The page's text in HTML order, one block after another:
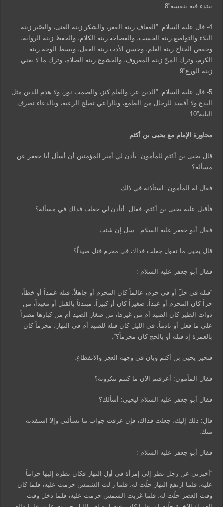
يبتدء فيه بنفسه”8.
4- قال عليه السلام :”العفاف زينة الفقر، والشكر زينة الغنى، والصّبر زينة
البلاء والتواضع زينة الحسب، والفصاحة زينة الكلام، والحفظ زينة الرواية،
وخفض الجناح زينة العلم، وحسن الأدب زينة العقل، وبسط الوجه زينة
الكرم، وترك المنّ زينة المعروف، والخشوع زينة الصلاة، وترك ما لا يعني
زينة الورع”9.
5- قال عليه السلام :”الدين عز، والعلم كنز، والصمت نور، ولا هدم للدين مثل
البدع ولا أفسد للرجال من الطمع، وبالراعي تصلح الرعية، وبالدعاء تصرف
البلية”10
محاورة الإمام مع يحيى بن أكثم
قال يحيى بن أكثم للمأمون: يأذن لي أمير المؤمنين أن أسأل أبا جعفر عن
مسألة؟
فقال له المأمون: استأذنه في ذلك.
فأقبل عليه يحيى بن أكثم، فقال: أتأذن لي جعلت فداك في مسألة؟
فقال أبو جعفر عليه السلام : سل إن شئت.
قال يحيى ما تقول جعلت فداك في محرم قتل صيداً؟
فقال أبو جعفر عليه السلام :
“قتله في حلّ أو في حرم، عالماً كان المحرم أو جاهلاً، قتله عمداً أو خطأ،
حراً كان المحرم أو عبداً، صغيراً كان أو كبيراً، مبتدئاً بالقتل أو معيداً، من
ذوات الطير كان الصيد أم من غيرها، من صغار الصيد أم من كبارها مصراً
على ما فعل أو نادماً، في الليل كان قتله للصيد أم في النهار، محرماً كان
بالعمرة إذ قتله أو بالحج كان محرماً؟”.
فتحير يحيى بن أكثم وبان في وجهه العجز والانقطاع.
فقال المأمون: أعرفتم الان ما كنتم تنكرونه؟
فقال أبو جعفر عليه السلام ليحيى: أسألك؟
قال: ذلك إليك، جعلت فداك، فإن عرفت جواب ما تسألني وإلا استفدته
منك.
فقال أبو جعفر عليه السلام :
“أخبرني عن رجل نظر إلى إمرأة في أول النهار فكان نظره إليها حراماً
عليه، فلما ارتفع النهار حلّت له، فلما زالت الشمس حرمت عليه، فلما كان
وقت العصر حلّت له، فلما غربت الشمس حرمت عليه، فلما دخل وقت